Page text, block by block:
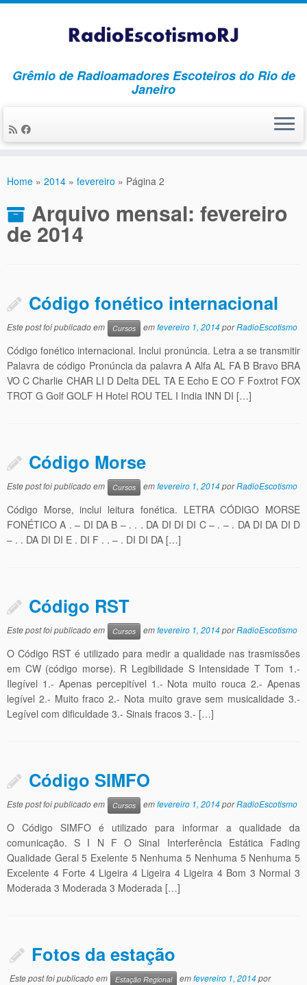
to
Grêmio de Radioamadores Escoteiros do Rio de
Janeiro
Home » 2014 » fevereiro » Página 2
Arquivo mensal: fevereiro
de 2014
Código fonético internacional
Este post foi publicado em Cursos emfevereiro 1, 2014porRadioEscotismo
Código fonético internacional. Inclui pronúncia. Letra a se transmitir
Palavra de código Pronúncia da palavra A Alfa AL FA B Bravo BRA
VO C Charlie CHAR LI D Delta DEL TA E Echo E CO F Foxtrot FOX
TROT G Golf GOLF H Hotel ROU TEL I India INN DI […]
Código Morse
Este post foi publicado em Cursos emfevereiro 1, 2014porRadioEscotismo
Código Morse, inclui leitura fonética. LETRA CÓDIGO MORSE
FONÉTICO A . – DI DA B – . . . DA DI DI DI C – . – . DA DI DA DI D
– . . DA DI DI E . DI F . . – . DI DI DA […]
Código RST
Este post foi publicado em Cursos emfevereiro 1, 2014porRadioEscotismo
O Código RST é utilizado para medir a qualidade nas trasmissões
em CW (código morse). R Legibilidade S Intensidade T Tom 1.-
Ilegível 1.- Apenas percepitível 1.- Nota muito rouca 2.- Apenas
legível 2.- Muito fraco 2.- Nota muito grave sem musicalidade 3.-
Legível com dificuldade 3.- Sinais fracos 3.- […]
Código SIMFO
Este post foi publicado em Cursos emfevereiro 1, 2014porRadioEscotismo
O Código SIMFO é utilizado para informar a qualidade da
comunicação. S I N F O Sinal Interferência Estática Fading
Qualidade Geral 5 Exelente 5 Nenhuma 5 Nenhuma 5 Nenhuma 5
Excelente 4 Forte 4 Ligeira 4 Ligeira 4 Ligeira 4 Bom 3 Normal 3
Moderada 3 Moderada 3 Moderada […]
Fotos da estação
Este post foi publicado em Estação Regional emfevereiro 1, 2014por